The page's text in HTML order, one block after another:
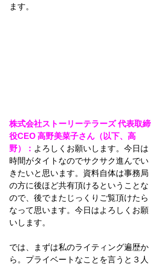
ます。
株式会社ストーリーテラーズ 代表取締
役CEO 高野美菜子さん（以下、高
野）： よろしくお願いします。今日は
時間がタイトなのでサクサク進んでい
きたいと思います。資料自体は事務局
の方に後ほど共有頂けるということな
ので、後でまたじっくりご覧頂けたら
なって思います。今日はよろしくお願
いします。
では、まずは私のライティング遍歴か
ら。プライベートなことを言うと３人